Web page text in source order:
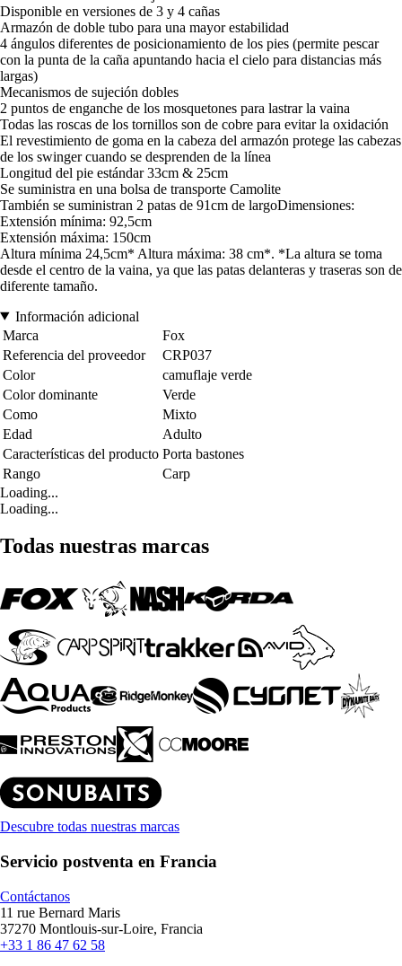
Disponible en versiones de 3 y 4 cañas
Armazón de doble tubo para una mayor estabilidad
4 ángulos diferentes de posicionamiento de los pies (permite pescar
con la punta de la caña apuntando hacia el cielo para distancias más
largas)
Mecanismos de sujeción dobles
2 puntos de enganche de los mosquetones para lastrar la vaina
Todas las roscas de los tornillos son de cobre para evitar la oxidación
El revestimiento de goma en la cabeza del armazón protege las cabezas
de los swinger cuando se desprenden de la línea
Longitud del pie estándar 33cm & 25cm
Se suministra en una bolsa de transporte Camolite
También se suministran 2 patas de 91cm de largoDimensiones:
Extensión mínima: 92,5cm
Extensión máxima: 150cm
Altura mínima 24,5cm* Altura máxima: 38 cm*. *La altura se toma
desde el centro de la vaina, ya que las patas delanteras y traseras son de
diferente tamaño.
Información adicional
Marca
Fox
Referencia del proveedor
CRP037
Color
camuflaje verde
Color dominante
Verde
Como
Mixto
Edad
Adulto
Características del producto Porta bastones
Rango
Carp
Loading...
Loading...
Todas nuestras marcas
Descubre todas nuestras marcas
Servicio postventa en Francia
Contáctanos
11 rue Bernard Maris
37270 Montlouis-sur-Loire, Francia
+33 1 86 47 62 58